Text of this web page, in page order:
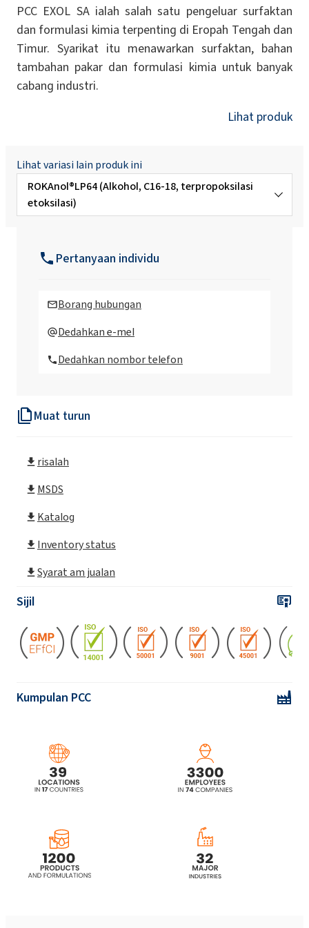
Muat turun
risalah
MSDS
Katalog
Inventory status
Syarat am jualan
Sijil
Kumpulan PCC
PCC EXOL SA ialah salah satu pengeluar surfaktan
dan formulasi kimia terpenting di Eropah Tengah dan
Timur. Syarikat itu menawarkan surfaktan, bahan
tambahan pakar dan formulasi kimia untuk banyak
cabang industri.
Lihat produk
Lihat variasi lain produk ini
ROKAnol®LP64 (Alkohol, C16-18, terpropoksilasi
etoksilasi)
ROKAnol®LP200 (Polyoxyalkylene glycol
ROKAnol® LP2126 (Polyoxyalkylene glycol
ROKAnol®LP2529 (Polyoxyalkylene glycol
eter)
terpropoksilasi)
ROKAnol®LP3034 (Polyoxyalkylene glycol
ROKAnol®LP3135 (Polyoxyalkylene glycol
ROKAnol®LP3943 (Alkohol, C12-15,
terpropoksilasi etoksilasi)
ROKAnol®LP600 (Polyoxyalkylene glycol
eter)
Pertanyaan individu
Borang hubungan
Dedahkan e-mel
Dedahkan nombor telefon